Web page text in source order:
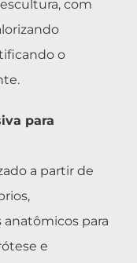
com
o
para
a partir de
para
e